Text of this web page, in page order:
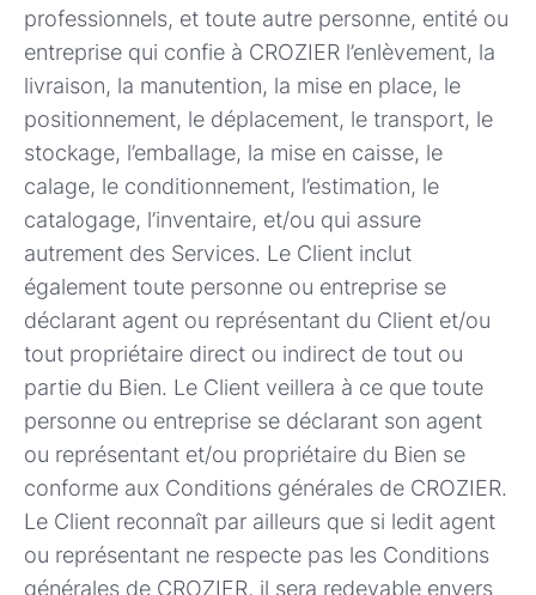
professionnels, et toute autre personne, entité ou
entreprise qui confie à CROZIER l’enlèvement, la
livraison, la manutention, la mise en place, le
positionnement, le déplacement, le transport, le
stockage, l’emballage, la mise en caisse, le
calage, le conditionnement, l’estimation, le
catalogage, l’inventaire, et/ou qui assure
autrement des Services. Le Client inclut
également toute personne ou entreprise se
déclarant agent ou représentant du Client et/ou
tout propriétaire direct ou indirect de tout ou
partie du Bien. Le Client veillera à ce que toute
personne ou entreprise se déclarant son agent
ou représentant et/ou propriétaire du Bien se
conforme aux Conditions générales de CROZIER.
Le Client reconnaît par ailleurs que si ledit agent
ou représentant ne respecte pas les Conditions
générales de CROZIER, il sera redevable envers